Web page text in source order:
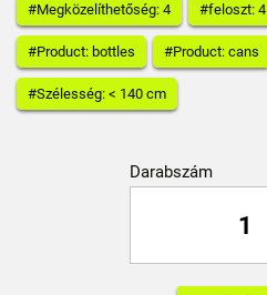
#Megközelíthetőség: 4 #feloszt: 4
#Product: bottles #Product: cans
#Szélesség: < 140 cm
Darabszám